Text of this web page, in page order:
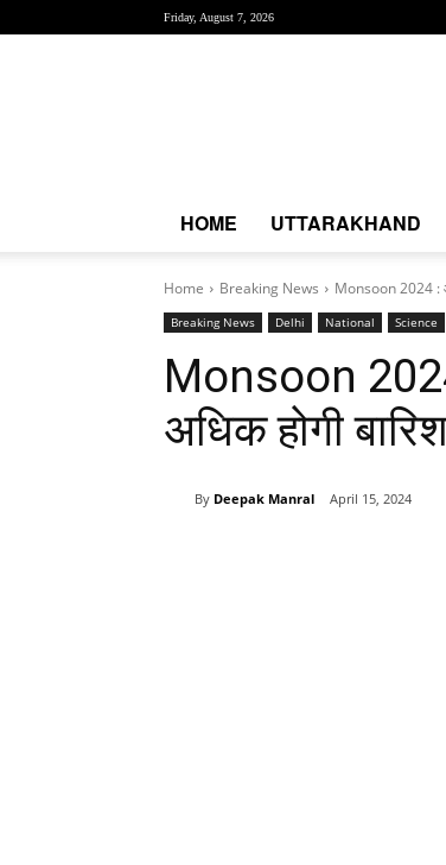
Friday, August 7, 2026
HOME UTTARAKHAND
Home Breaking News Monsoon 2024 : आ
Breaking News Delhi National Science
Monsoon 2024
अधिक होगी
By Deepak Manral April 15, 2024